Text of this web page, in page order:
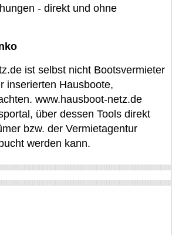
- direkt und ohne
ist selbst nicht Bootsvermieter
inserierten Hausboote,
www.hausboot-netz.de
über dessen Tools direkt
bzw. der Vermietagentur
werden kann.